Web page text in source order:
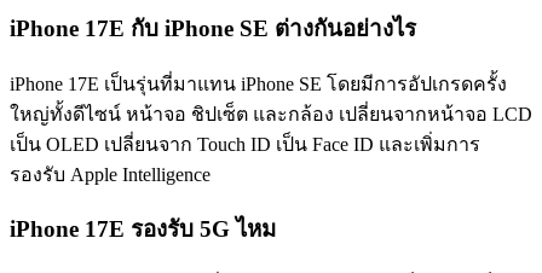
iPhone 17E กับ iPhone SE ต่างกันอย่างไร
iPhone 17E เป็นรุ่นที่มาแทน iPhone SE โดยมีการอัปเกรดครั้ง
ใหญ่ทั้งดีไซน์ หน้าจอ ชิปเซ็ต และกล้อง เปลี่ยนจากหน้าจอ LCD
เป็น OLED เปลี่ยนจาก Touch ID เป็น Face ID และเพิ่มการ
รองรับ Apple Intelligence
iPhone 17E รองรับ 5G ไหม